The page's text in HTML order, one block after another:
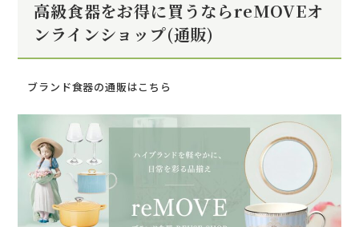
高級食器をお得に買うならreMOVEオ
ンラインショップ(通販)
ブランド食器の通販はこちら